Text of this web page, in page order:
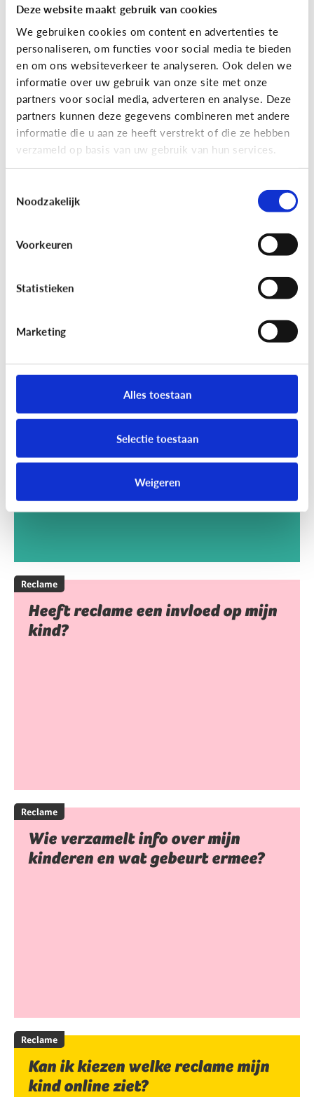
Deze website maakt gebruik van cookies
We gebruiken cookies om content en advertenties te
personaliseren, om functies voor social media te bieden
en om ons websiteverkeer te analyseren. Ook delen we
informatie over uw gebruik van onze site met onze
partners voor social media, adverteren en analyse. Deze
partners kunnen deze gegevens combineren met andere
informatie die u aan ze heeft verstrekt of die ze hebben
verzameld op basis van uw gebruik van hun services.
Noodzakelijk
Voorkeuren
Statistieken
Marketing
Alles toestaan
Selectie toestaan
Weigeren
Reclame
[Game] Game jezelf reclamewijs
reclamegames speelt?
Reclame
Heeft reclame een invloed op mijn
kind?
Reclame
Wie verzamelt info over mijn
kinderen en wat gebeurt ermee?
Reclame
Kan ik kiezen welke reclame mijn
kind online ziet?